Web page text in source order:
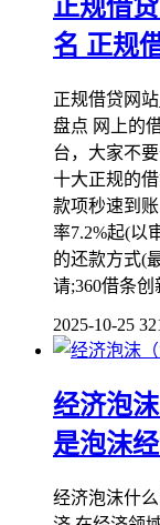
正规借
名 正规
正规借贷网
盘点 网上的
台，大家不
十大正规的
款项秒速到
率7.2%起(以
的还款方式(
请;360借条
2025-10-25
经济泡
是泡沫经
经济泡沫什